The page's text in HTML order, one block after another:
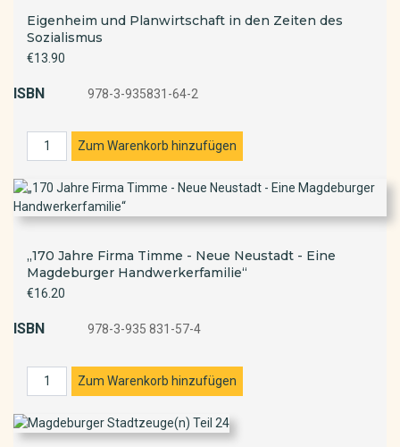
Eigenheim und Planwirtschaft in den Zeiten des
Sozialismus
€13.90
ISBN 978-3-935831-64-2
„170 Jahre Firma Timme - Neue Neustadt - Eine
Magdeburger Handwerkerfamilie“
€16.20
ISBN 978-3-935 831-57-4